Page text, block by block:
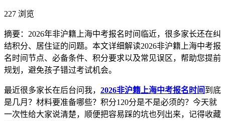
227 浏览
摘要：2026年非沪籍上海中考报名时间临近，很多家长还在纠
结积分、居住证的问题。本文详细解读2026非沪籍上海中考报
名时间节点、必备条件、积分要求以及常见误区，帮助您提前
规划，避免孩子错过考试机会。
最近很多家长在后台问我， 2026非沪籍上海中考报名时间 到底
是几月？材料要准备哪些？积分120分是不是必须的？今天就
一次性给大家说清楚，顺便把容易踩的坑也列出来，记得收藏